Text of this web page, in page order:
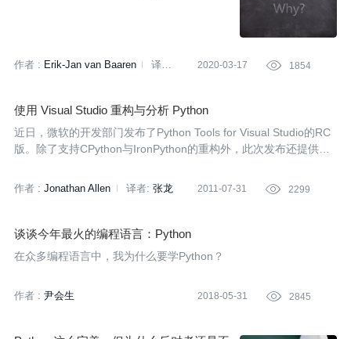
作者 : Erik-Jan van Baaren
译者:
2020-03-17  1854
使用 Visual Studio 重构与分析 Python
近日，微软的开发部门发布了Python Tools for Visual Studio的RC
版。除了支持CPython与IronPython的重构外，此次发布还提供了
rformance Computing）的支持。Visual Studio Ultimate用户还可
作者 : Jonathan Allen 译者: 张龙 2011-07-31  2299
谈谈今年最火的编程语言：Python
在众多编程语言中，我为什么要学Python？
作者 : 尹会生 2018-05-31  2845